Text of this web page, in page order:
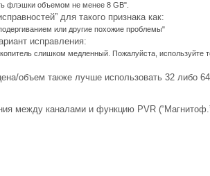
флэшки объемом не менее 8 GB".
для такого признака как:
или другие похожие проблемы"
исправления:
слишком медленный. Пожалуйста, используйте
объем также лучше использовать 32 либо
между каналами и функцию PVR